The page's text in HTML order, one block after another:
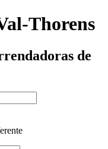
Thorens
de